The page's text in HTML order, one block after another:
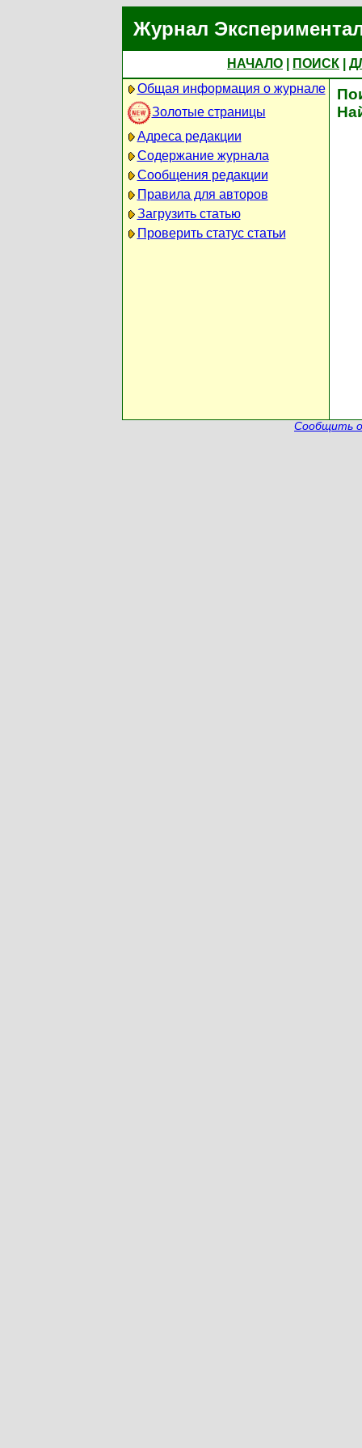
Журнал
НАЧАЛО ПОИСК
Общая информация о журнале
Золотые страницы
Адреса редакции
Содержание журнала
Сообщения редакции
Правила для авторов
Загрузить статью
Проверить статус статьи
Сообщить о